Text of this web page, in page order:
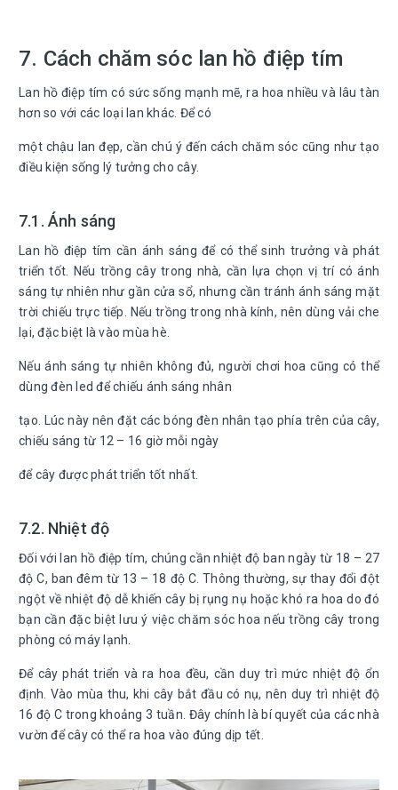
7. Cách chăm sóc lan hồ điệp tím
Lan hồ điệp tím có sức sống mạnh mẽ, ra hoa nhiều và lâu tàn
hơn so với các loại lan khác. Để có
một chậu lan đẹp, cần chú ý đến cách chăm sóc cũng như tạo
điều kiện sống lý tưởng cho cây.
7.1. Ánh sáng
Lan hồ điệp tím cần ánh sáng để có thể sinh trưởng và phát
triển tốt. Nếu trồng cây trong nhà, cần lựa chọn vị trí có ánh
sáng tự nhiên như gần cửa sổ, nhưng cần tránh ánh sáng mặt
trời chiếu trực tiếp. Nếu trồng trong nhà kính, nên dùng vải che
lại, đặc biệt là vào mùa hè.
Nếu ánh sáng tự nhiên không đủ, người chơi hoa cũng có thể
dùng đèn led để chiếu ánh sáng nhân
tạo. Lúc này nên đặt các bóng đèn nhân tạo phía trên của cây,
chiếu sáng từ 12 – 16 giờ mỗi ngày
để cây được phát triển tốt nhất.
7.2. Nhiệt độ
Đối với lan hồ điệp tím, chúng cần nhiệt độ ban ngày từ 18 – 27
độ C, ban đêm từ 13 – 18 độ C. Thông thường, sự thay đổi đột
ngột về nhiệt độ dễ khiến cây bị rụng nụ hoặc khó ra hoa do đó
bạn cần đặc biệt lưu ý việc chăm sóc hoa nếu trồng cây trong
phòng có máy lạnh.
Để cây phát triển và ra hoa đều, cần duy trì mức nhiệt độ ổn
định. Vào mùa thu, khi cây bắt đầu có nụ, nên duy trì nhiệt độ
16 độ C trong khoảng 3 tuần. Đây chính là bí quyết của các nhà
vườn để cây có thể ra hoa vào đúng dịp tết.